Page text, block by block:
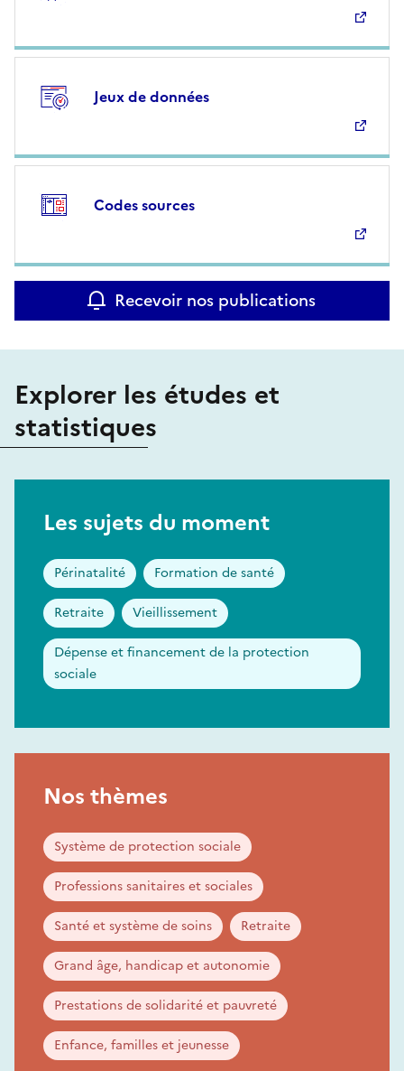
Jeux de données
Codes sources
Recevoir nos publications
Explorer les études et
statistiques
Les sujets du moment
Périnatalité Formation de santé
Retraite Vieillissement
Dépense et financement de la protection
sociale
Nos thèmes
Système de protection sociale
Professions sanitaires et sociales
Santé et système de soins Retraite
Grand âge, handicap et autonomie
Prestations de solidarité et pauvreté
Enfance, familles et jeunesse